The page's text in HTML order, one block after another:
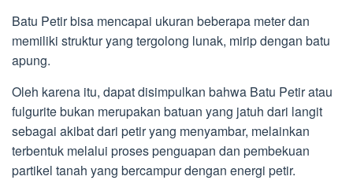
Batu Petir bisa mencapai ukuran beberapa meter dan
memiliki struktur yang tergolong lunak, mirip dengan batu
apung.
Oleh karena itu, dapat disimpulkan bahwa Batu Petir atau
fulgurite bukan merupakan batuan yang jatuh dari langit
sebagai akibat dari petir yang menyambar, melainkan
terbentuk melalui proses penguapan dan pembekuan
partikel tanah yang bercampur dengan energi petir.